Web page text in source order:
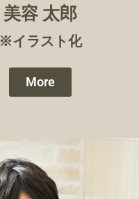
美容 太郎
※イラスト化
More